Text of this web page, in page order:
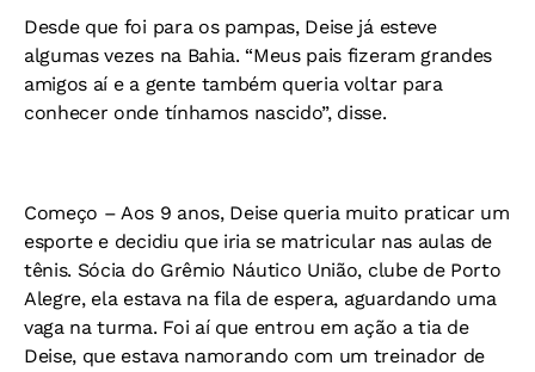
Desde que foi para os pampas, Deise já esteve
algumas vezes na Bahia. “Meus pais fizeram grandes
amigos aí e a gente também queria voltar para
conhecer onde tínhamos nascido”, disse.
Começo – Aos 9 anos, Deise queria muito praticar um
esporte e decidiu que iria se matricular nas aulas de
tênis. Sócia do Grêmio Náutico União, clube de Porto
Alegre, ela estava na fila de espera, aguardando uma
vaga na turma. Foi aí que entrou em ação a tia de
Deise, que estava namorando com um treinador de